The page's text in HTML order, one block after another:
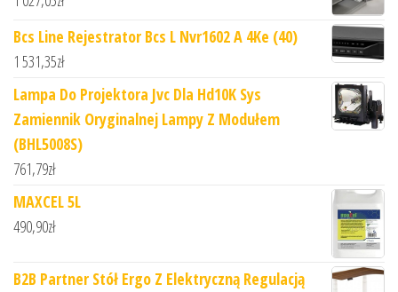
Bcs Line Rejestrator Bcs L Nvr1602 A 4Ke (40)
1 531,35zł
Lampa Do Projektora Jvc Dla Hd10K Sys
Zamiennik Oryginalnej Lampy Z Modułem
(BHL5008S)
761,79zł
MAXCEL 5L
490,90zł
B2B Partner Stół Ergo Z Elektryczną Regulacją